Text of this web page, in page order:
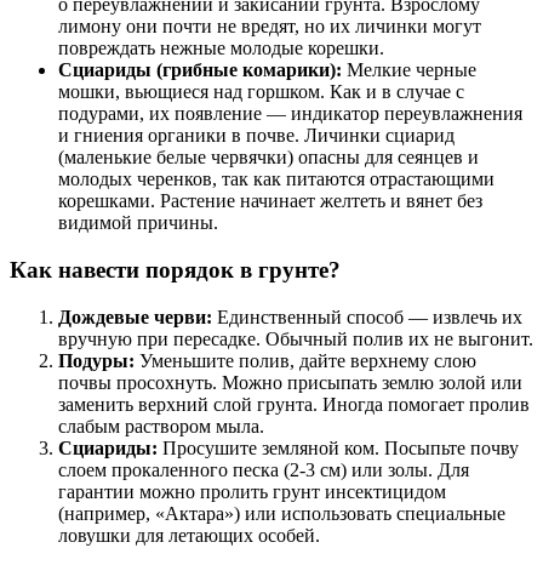
о переувлажнении и закисании грунта. Взрослому
лимону они почти не вредят, но их личинки могут
повреждать нежные молодые корешки.
Сциариды (грибные комарики): Мелкие черные
мошки, вьющиеся над горшком. Как и в случае с
подурами, их появление — индикатор переувлажнения
и гниения органики в почве. Личинки сциарид
(маленькие белые червячки) опасны для сеянцев и
молодых черенков, так как питаются отрастающими
корешками. Растение начинает желтеть и вянет без
видимой причины.
Как навести порядок в грунте?
Дождевые черви: Единственный способ — извлечь их
вручную при пересадке. Обычный полив их не выгонит.
Подуры: Уменьшите полив, дайте верхнему слою
почвы просохнуть. Можно присыпать землю золой или
заменить верхний слой грунта. Иногда помогает пролив
слабым раствором мыла.
Сциариды: Просушите земляной ком. Посыпьте почву
слоем прокаленного песка (2-3 см) или золы. Для
гарантии можно пролить грунт инсектицидом
(например, «Актара») или использовать специальные
ловушки для летающих особей.